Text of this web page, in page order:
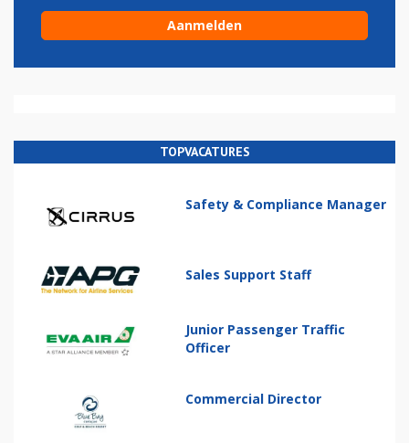
TOPVACATURES
Safety & Compliance Manager
Sales Support Staff
Junior Passenger Traffic
Officer
Commercial Director